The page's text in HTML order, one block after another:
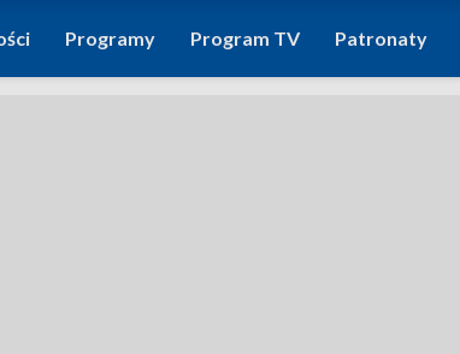
Programy Program TV Patronaty